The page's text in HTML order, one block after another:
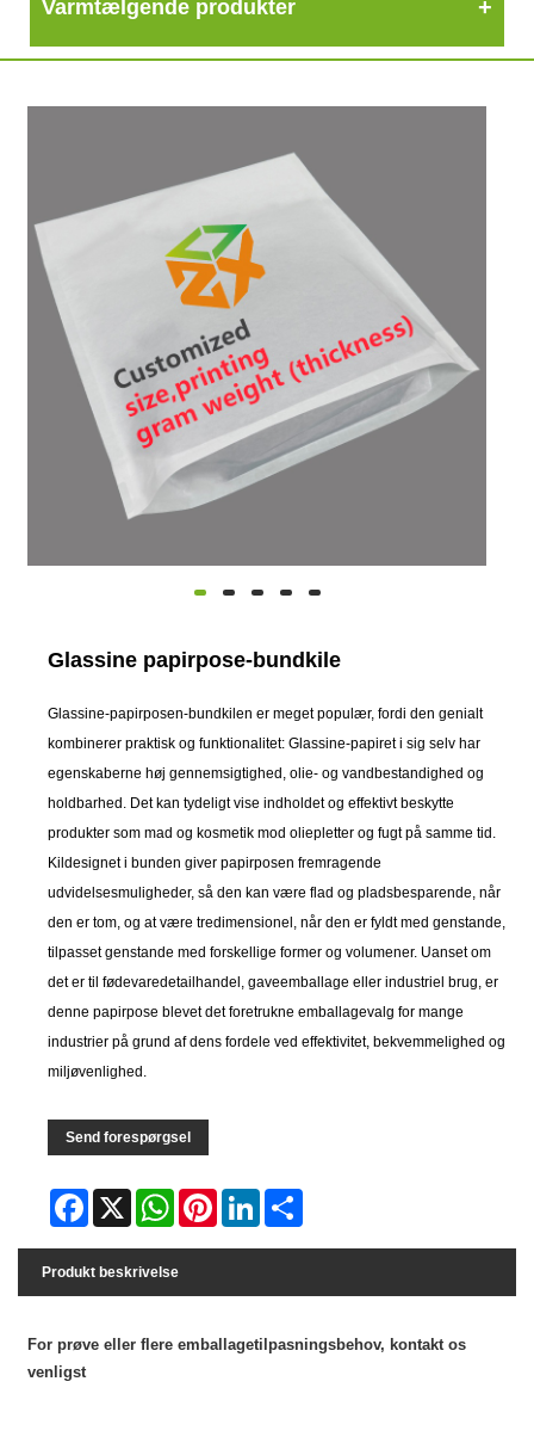
Varmtælgende produkter
Glassine papirpose-bundkile
Glassine-papirposen-bundkilen er meget populær, fordi den genialt
kombinerer praktisk og funktionalitet: Glassine-papiret i sig selv har
egenskaberne høj gennemsigtighed, olie- og vandbestandighed og
holdbarhed. Det kan tydeligt vise indholdet og effektivt beskytte
produkter som mad og kosmetik mod oliepletter og fugt på samme tid.
Kildesignet i bunden giver papirposen fremragende
udvidelsesmuligheder, så den kan være flad og pladsbesparende, når
den er tom, og at være tredimensionel, når den er fyldt med genstande,
tilpasset genstande med forskellige former og volumener. Uanset om
det er til fødevaredetailhandel, gaveemballage eller industriel brug, er
denne papirpose blevet det foretrukne emballagevalg for mange
industrier på grund af dens fordele ved effektivitet, bekvemmelighed og
miljøvenlighed.
Send forespørgsel
Facebook
X WhatsAppPinterestLinkedIn
Produkt beskrivelse
For prøve eller flere emballagetilpasningsbehov, kontakt os
venligst